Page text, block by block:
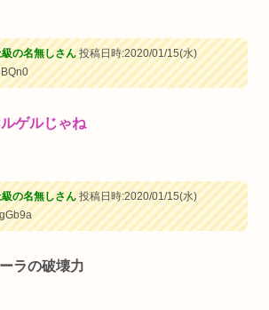
の名無しさん投稿日時:2020/01/15(水)
ゲルじゃね
の名無しさん投稿日時:2020/01/15(水)
ラの破壊力